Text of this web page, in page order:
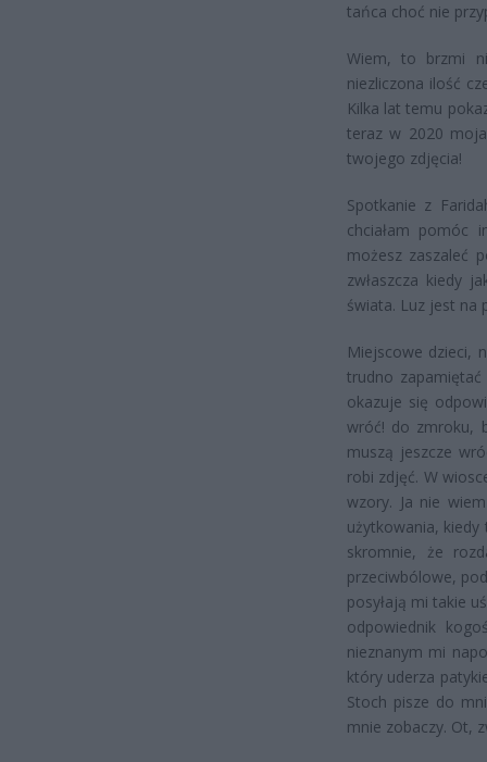
tańca choć nie
Wiem, to brzmi
niezliczona ilość
Kilka lat temu
teraz w 2020
twojego zdjęcia!
Spotkanie z
chciałam pomóc
możesz zaszaleć
zwłaszcza kiedy
świata. Luz jest na
Miejscowe dzieci,
trudno
okazuje się
wróć! do zmroku,
muszą jeszcze
robi zdjęć. W
wzory. Ja nie
użytkowania,
skromnie, że
przeciwbólowe,
posyłają mi takie
odpowiednik
nieznanym mi
który uderza
Stoch pisze do
mnie zobaczy. Ot,